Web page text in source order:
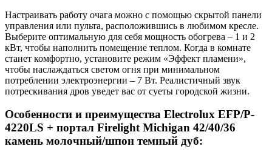
Настраивать работу очага можно с помощью скрытой панели
управления или пульта, расположившись в любимом кресле.
Выберите оптимальную для себя мощность обогрева – 1 и 2
кВт, чтобы наполнить помещение теплом. Когда в комнате
станет комфортно, установите режим «Эффект пламени»,
чтобы наслаждаться светом огня при минимальном
потреблении электроэнергии – 7 Вт. Реалистичный звук
потрескивания дров уведет вас от суеты городской жизни.
Особенности и преимущества Electrolux EFP/P-
4220LS + портал Firelight Michigan 42/40/36
камень молочный/шпон темный дуб: